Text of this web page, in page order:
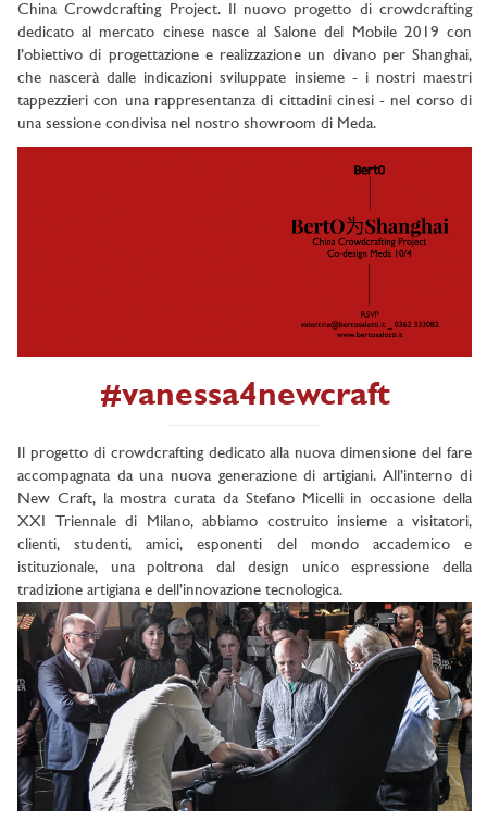
China Crowdcrafting Project. Il nuovo progetto di crowdcrafting
dedicato al mercato cinese nasce al Salone del Mobile 2019 con
l’obiettivo di progettazione e realizzazione un divano per Shanghai,
che nascerà dalle indicazioni sviluppate insieme - i nostri maestri
tappezzieri con una rappresentanza di cittadini cinesi - nel corso di
una sessione condivisa nel nostro showroom di Meda.
#vanessa4newcraft
Il progetto di crowdcrafting dedicato alla nuova dimensione del fare
accompagnata da una nuova generazione di artigiani. All’interno di
New Craft, la mostra curata da Stefano Micelli in occasione della
XXI Triennale di Milano, abbiamo costruito insieme a visitatori,
clienti, studenti, amici, esponenti del mondo accademico e
istituzionale, una poltrona dal design unico espressione della
tradizione artigiana e dell’innovazione tecnologica.